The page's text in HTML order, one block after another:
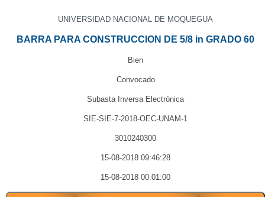
UNIVERSIDAD NACIONAL DE MOQUEGUA
BARRA PARA CONSTRUCCION DE 5/8 in GRADO 60
Bien
Convocado
Subasta Inversa Electrónica
SIE-SIE-7-2018-OEC-UNAM-1
3010240300
15-08-2018 09:46:28
15-08-2018 00:01:00